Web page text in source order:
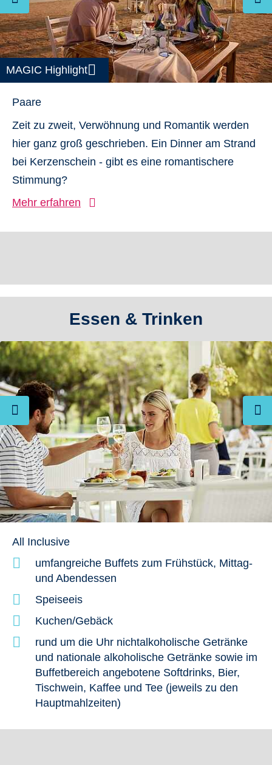
MAGIC Highlight
Paare
Zeit zu zweit, Verwöhnung und Romantik werden
hier ganz groß geschrieben. Ein Dinner am Strand
bei Kerzenschein - gibt es eine romantischere
Stimmung?
Mehr erfahren
Essen & Trinken
All Inclusive
umfangreiche Buffets zum Frühstück, Mittag-
und Abendessen
Speiseeis
Kuchen/Gebäck
rund um die Uhr nichtalkoholische Getränke
und nationale alkoholische Getränke sowie im
Buffetbereich angebotene Softdrinks, Bier,
Tischwein, Kaffee und Tee (jeweils zu den
Hauptmahlzeiten)